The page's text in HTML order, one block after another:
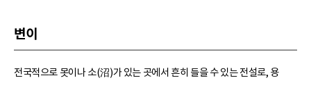
변이
전국적으로 못이나 소(沼)가 있는 곳에서 흔히 들을 수 있는 전설로, 용